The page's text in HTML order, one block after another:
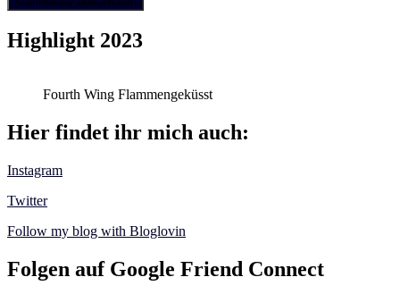
Highlight 2023
Fourth Wing Flammengeküsst
Hier findet ihr mich auch:
Instagram
Twitter
Follow my blog with Bloglovin
Folgen auf Google Friend Connect